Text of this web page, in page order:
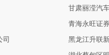
甘肃丽滢汽
青海永旺证
黑龙江升联